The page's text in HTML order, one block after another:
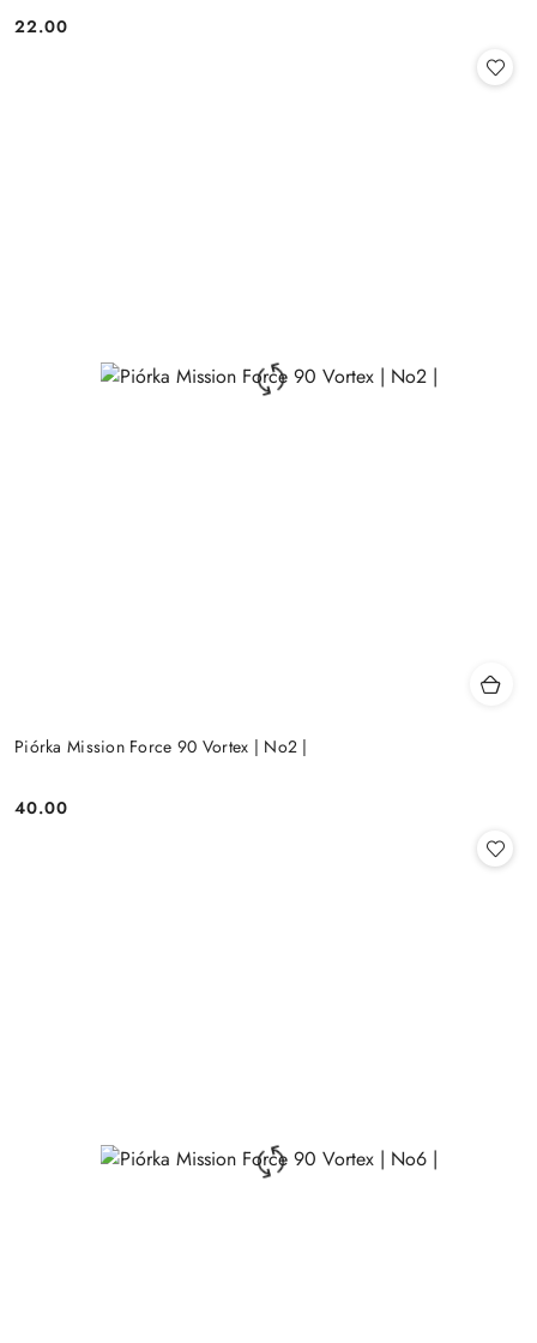
Cena:
22.00
Piórka Mission Force 90 Vortex | No2 |
Cena:
40.00